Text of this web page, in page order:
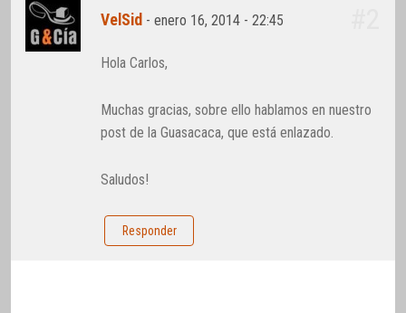
VelSid -enero 16, 2014 - 22:45
Hola Carlos,
Muchas gracias, sobre ello hablamos en nuestro
post de la Guasacaca, que está enlazado.
Saludos!
Responder